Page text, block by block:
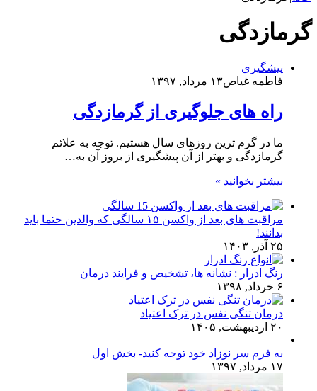
گرمازدگی
پیشگیری
فاطمه غیاص۱۳ مرداد, ۱۳۹۷
راه های جلوگیری از گرمازدگی
ما در گرم‌ ترین روزهای سال هستیم. توجه به علائم
گرمازدگی و بهتر از آن پیشگیری از بروز آن به…
بیشتر بخوانید »
مراقبت های بعد از واکسن ۱۵ سالگی که والدین حتما باید
بدانند!
۲۵ آذر, ۱۴۰۳
رنگ ادرار : نشانه ها، تشخیص و فرایند درمان
۶ خرداد, ۱۳۹۸
درمان تنگی نفس در ترک اعتیاد
۲۰ اردیبهشت, ۱۴۰۵
به فرم سر نوزاد خود توجه کنید- بخش اول
۱۷ مرداد, ۱۳۹۷